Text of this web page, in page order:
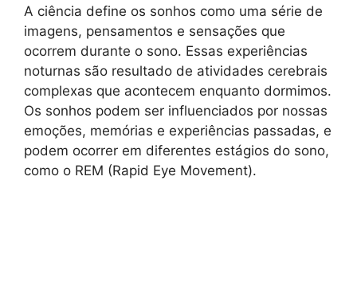
A ciência define os sonhos como uma série de
imagens, pensamentos e sensações que
ocorrem durante o sono. Essas experiências
noturnas são resultado de atividades cerebrais
complexas que acontecem enquanto dormimos.
Os sonhos podem ser influenciados por nossas
emoções, memórias e experiências passadas, e
podem ocorrer em diferentes estágios do sono,
como o REM (Rapid Eye Movement).